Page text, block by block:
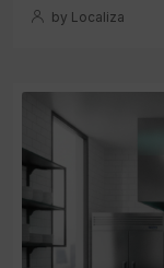
by Localiza